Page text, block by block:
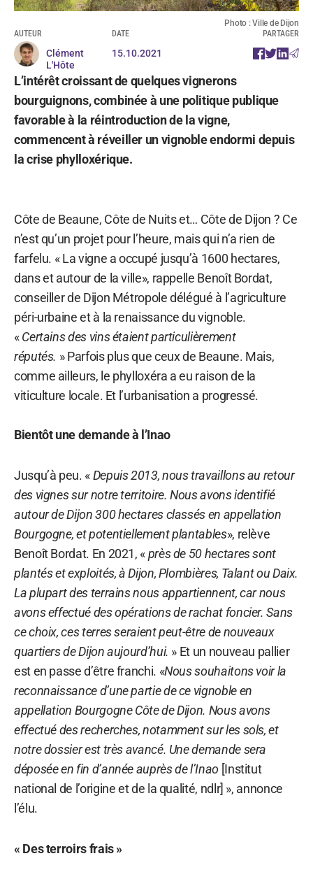
Photo : Ville de Dijon
AUTEUR
Clément
L'Hôte
DATE
15.10.2021
PARTAGER
L’intérêt croissant de quelques vignerons
bourguignons, combinée à une politique publique
favorable à la réintroduction de la vigne,
commencent à réveiller un vignoble endormi depuis
la crise phylloxérique.
Côte de Beaune, Côte de Nuits et… Côte de Dijon ? Ce
n’est qu’un projet pour l’heure, mais qui n’a rien de
farfelu. « La vigne a occupé jusqu’à 1600 hectares,
dans et autour de la ville», rappelle Benoît Bordat,
conseiller de Dijon Métropole délégué à l’agriculture
péri-urbaine et à la renaissance du vignoble.
«Certains des vins étaient particulièrement
réputés. » Parfois plus que ceux de Beaune. Mais,
comme ailleurs, le phylloxéra a eu raison de la
viticulture locale. Et l’urbanisation a progressé.
Bientôt une demande à l’Inao
Jusqu’à peu. «Depuis 2013, nous travaillons au retour
des vignes sur notre territoire. Nous avons identifié
autour de Dijon 300 hectares classés en appellation
Bourgogne, et potentiellement plantables», relève
Benoît Bordat. En 2021, «près de 50 hectares sont
plantés et exploités, à Dijon, Plombières, Talant ou Daix.
La plupart des terrains nous appartiennent, car nous
avons effectué des opérations de rachat foncier. Sans
ce choix, ces terres seraient peut-être de nouveaux
quartiers de Dijon aujourd’hui. » Et un nouveau pallier
est en passe d’être franchi. «Nous souhaitons voir la
reconnaissance d’une partie de ce vignoble en
appellation Bourgogne Côte de Dijon. Nous avons
effectué des recherches, notamment sur les sols, et
notre dossier est très avancé. Une demande sera
déposée en fin d’année auprès de l’Inao[Institut
national de l’origine et de la qualité, ndlr] », annonce
l’élu.
« Des terroirs frais »